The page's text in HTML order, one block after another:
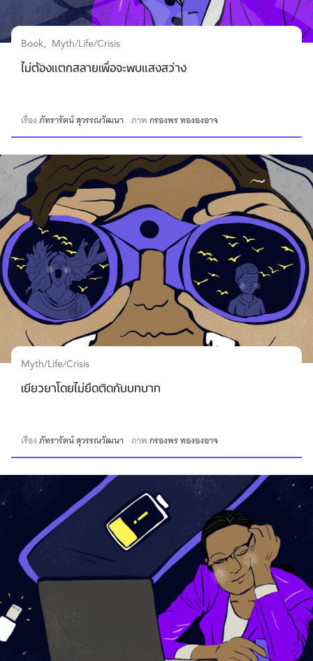
Book Myth/Life/Crisis
ไม่ต้องแตกสลายเพื่อจะพบแสงสว่าง
เรื่องภัทรารัตน์ สุวรรณวัฒนา ภาพกรองพร ทององอาจ
Myth/Life/Crisis
เยียวยาโดยไม่ยึดติดกับบทบาท
เรื่องภัทรารัตน์ สุวรรณวัฒนา ภาพกรองพร ทององอาจ